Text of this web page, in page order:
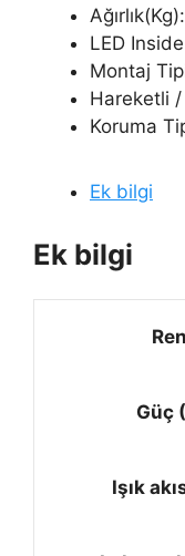
LED
Montaj
Hareketli
Koruma
Ek bilgi
Ek bilgi
Güç
Işık